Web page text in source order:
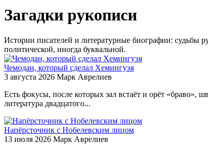
Загадки рукописи
Истории писателей и литературные биографии: судьбы
политической, иногда буквальной.
Чемодан, который сделал Хемингуэя
3 августа 2026 Марк Аврелиев
Есть фокусы, после которых зал встаёт и орёт «браво»,
литература двадцатого...
Напёрсточник с Нобелевским лицом
13 июля 2026 Марк Аврелиев